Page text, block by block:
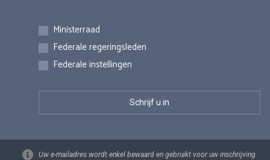
Inschrijvingen
Ministerraad
Federale regeringsleden
Federale instellingen
Uw e-mailadres wordt enkel bewaard en gebruikt voor uw inschrijving